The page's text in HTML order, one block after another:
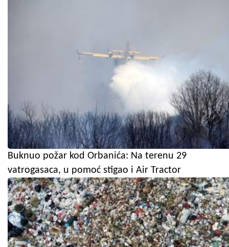
Buknuo požar kod Orbanića: Na terenu 29
vatrogasaca, u pomoć stigao i Air Tractor